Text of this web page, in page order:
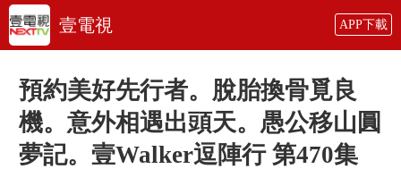
壹電視 APP下載
預約美好先行者。脫胎換骨覓良
機。意外相遇出頭天。愚公移山圓
夢記。壹Walker逗陣行 第470集